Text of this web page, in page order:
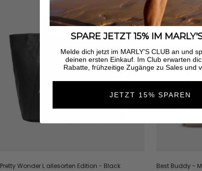
Pretty Wonder L allesorten Edition - Black
Best Buddy -
SPARE JETZT 15% IM
Melde dich jetzt im MARLY'S CLUB an und
deinen ersten Einkauf. Im Club erwarten
Rabatte, frühzeitige Zugänge zu Sales und
JETZT 15% SPAREN